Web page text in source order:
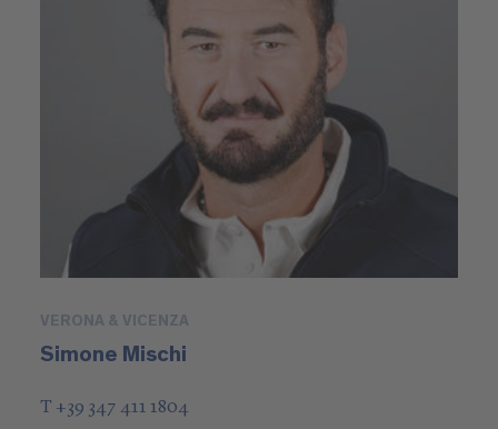
VERONA & VICENZA
Simone Mischi
T +39 347 411 1804